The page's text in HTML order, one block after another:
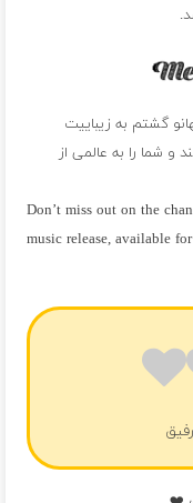
گشتم به زیباییت
شما را به عالمی از
Don’t miss out on the
music release, available